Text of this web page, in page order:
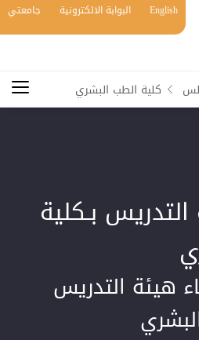
English البوابة الالكترونية جامعتي
كلية الطب البشري
بـكلية
هيئة التدريس